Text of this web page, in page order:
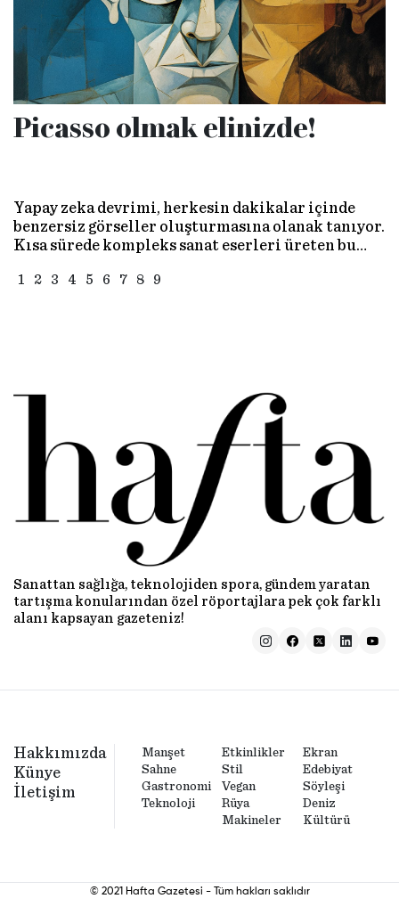
Picasso olmak elinizde!
Yapay zeka devrimi, herkesin dakikalar içinde
benzersiz görseller oluşturmasına olanak tanıyor.
Kısa sürede kompleks sanat eserleri üreten bu
yeniden tanımlıyor. Asıl soru: Nasıl fark
1 2 3 4 5 6 7 8 9
Sanattan sağlığa, teknolojiden spora, gündem yaratan
tartışma konularından özel röportajlara pek çok farklı
alanı kapsayan gazeteniz!
Hakkımızda
Künye
İletişim
Manşet Etkinlikler
Ekran
Sahne
Stil
Edebiyat
Gastronomi
Vegan
Söyleşi
Teknoloji
Rüya
Makineler
Deniz
Kültürü
© 2021 Hafta Gazetesi - Tüm hakları saklıdır